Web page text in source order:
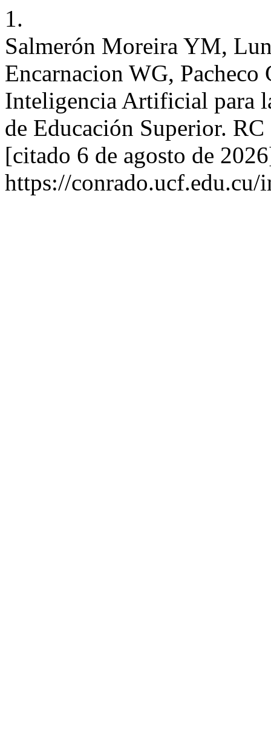
1.
Salmerón Moreira YM,
Encarnacion WG,
Inteligencia Artificial para
de Educación Superior.
[citado 6 de agosto de
https://